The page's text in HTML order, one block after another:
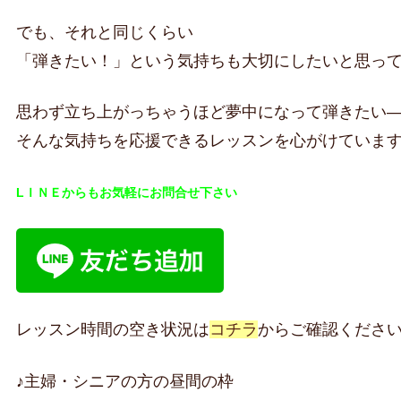
でも、それと同じくらい
「弾きたい！」という気持ちも大切にしたいと思っ
思わず立ち上がっちゃうほど夢中になって弾きた
そんな気持ちを応援できるレッスンを心がけています
LＩＮＥからもお気軽にお問合せ下さい
レッスン時間の空き状況はコチラからご確認ください
♪主婦・シニアの方の昼間の枠